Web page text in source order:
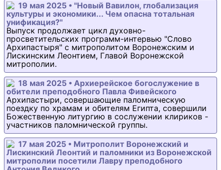
19 мая 2025 • "Новый Вавилон, глобализация
культуры и экономики... Чем опасна тотальная
унификация?"
Выпуск продолжает цикл духовно-
просветительских программ-интервью "Слово
Архипастыря" с митрополитом Воронежским и
Лискинским Леонтием, Главой Воронежской
митрополии.
18 мая 2025 • Архиерейское богослужение в
обители преподобного Павла Фивейского
Архипастыри, совершающие паломническую
поездку по храмам и обителям Египта, совершили
Божественную литургию в сослужении клириков -
участников паломнической группы.
17 мая 2025 • Митрополит Воронежский и
Лискинский Леонтий и паломники из Воронежской
митрополии посетили Лавру преподобного